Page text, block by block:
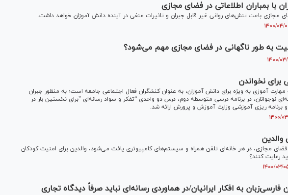
با بمباران اطلاعاتی در فضای مجازی
مجازی باعث تنش‌های روانی غیر قابل جبران و تاثیرات منفی در آینده دانش آموزان خواهد داشت.
به طور ناگهانی در فضای مجازی مهم می‌شود؟
برای نخواندن
آموزی به ویژه برای دانش آموزان، به عنوان کنشگران فعال اجتماعی جامعه است؛ به منظور جبران
نوجوانان، در برنامه درسی متوسطه دوم، درس دو واحدی “تفکر و سواد رسانه‌ای "برای نخستین بار در
فضای مجازی، در هر خانه‌ای تلفن همراه و سیستم‌های کامپیوتری یافت می‌شود، والدین برای امنیت کودکان
رعایت کنند؟
۱۵۰ تلویزیون فارسی‌زبان به افکار ایرانیان/در هماوردی رسانه‌ای نباید صرفاً دیدگاه تجاری